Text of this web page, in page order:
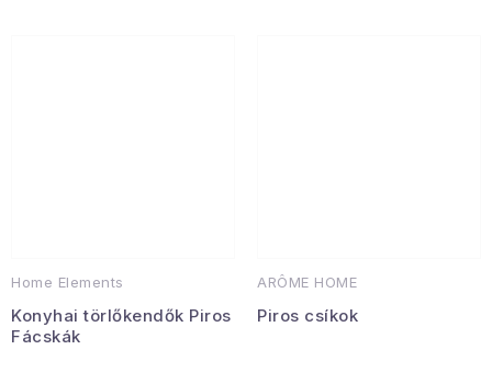
Home Elements
Konyhai törlőkendők Piros
Fácskák
ARÔME HOME
Piros csíkok